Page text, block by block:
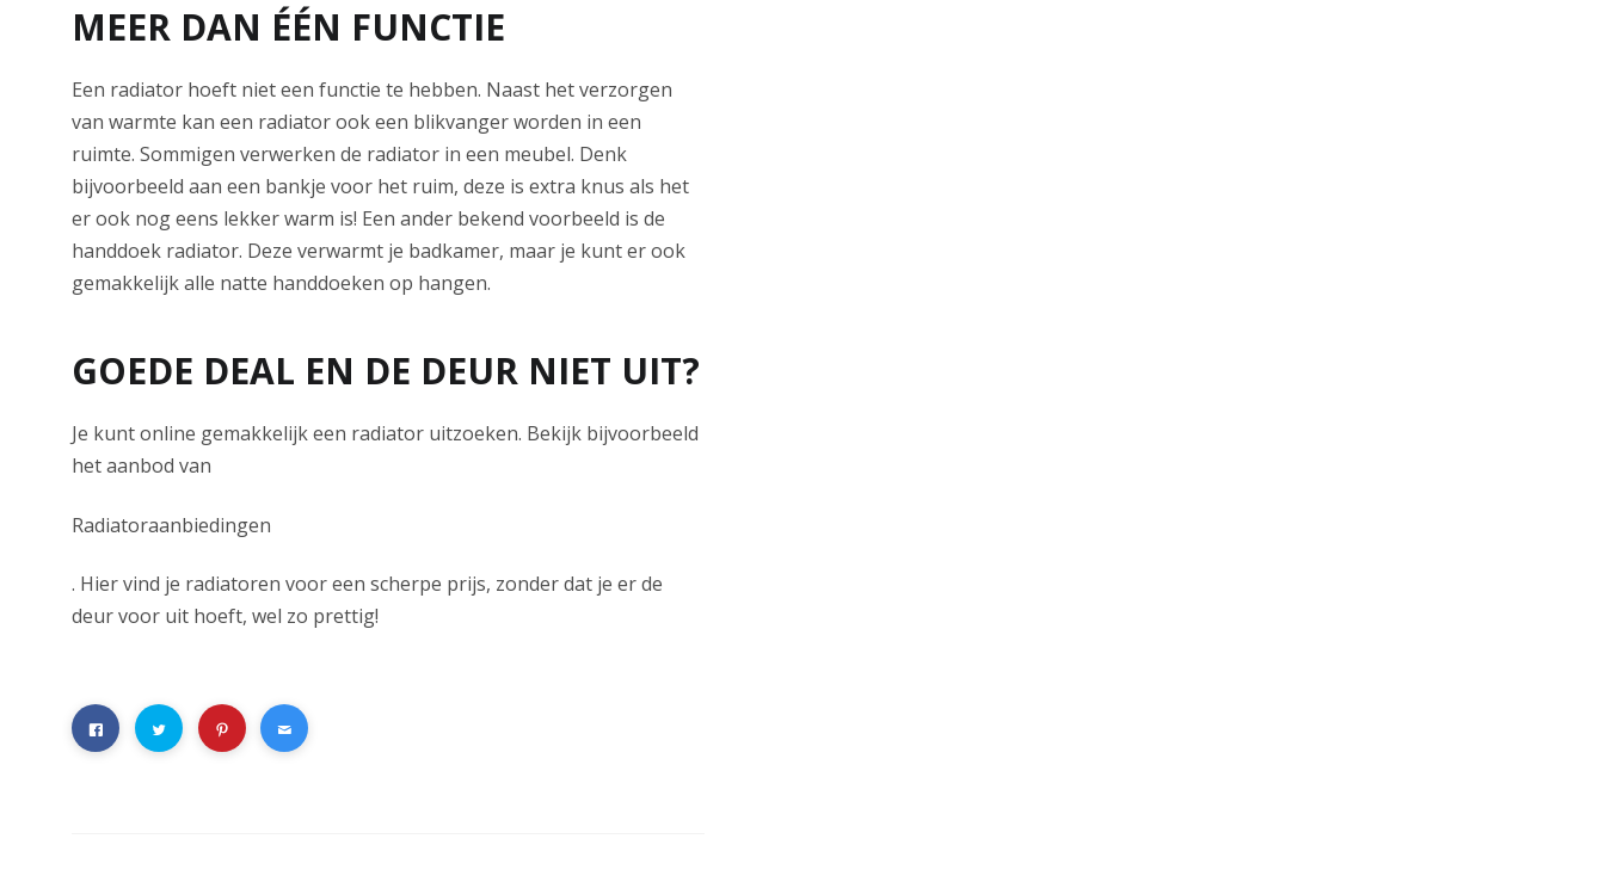
MEER DAN ÉÉN FUNCTIE
Een radiator hoeft niet een functie te hebben. Naast het verzorgen
van warmte kan een radiator ook een blikvanger worden in een
ruimte. Sommigen verwerken de radiator in een meubel. Denk
bijvoorbeeld aan een bankje voor het ruim, deze is extra knus als het
er ook nog eens lekker warm is! Een ander bekend voorbeeld is de
handdoek radiator. Deze verwarmt je badkamer, maar je kunt er ook
gemakkelijk alle natte handdoeken op hangen.
GOEDE DEAL EN DE DEUR NIET UIT?
Je kunt online gemakkelijk een radiator uitzoeken. Bekijk bijvoorbeeld
het aanbod van
Radiatoraanbiedingen
. Hier vind je radiatoren voor een scherpe prijs, zonder dat je er de
deur voor uit hoeft, wel zo prettig!